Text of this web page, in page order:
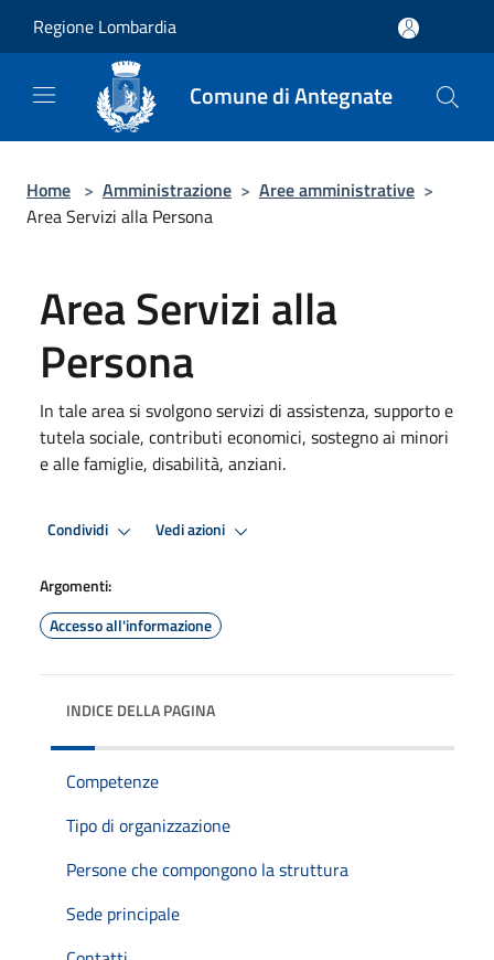
Regione Lombardia
Comune di Antegnate
Home > Amministrazione > Aree amministrative >
Area Servizi alla Persona
Area Servizi alla
Persona
In tale area si svolgono servizi di assistenza, supporto e
tutela sociale, contributi economici, sostegno ai minori
e alle famiglie, disabilità, anziani.
Condividi Vedi azioni
Argomenti:
Accesso all'informazione
INDICE DELLA PAGINA
Competenze
Tipo di organizzazione
Persone che compongono la struttura
Sede principale